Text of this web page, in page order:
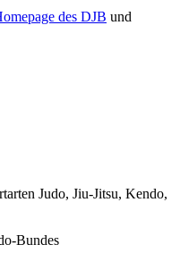
des DJB und
Judo, Jiu-Jitsu, Kendo,
Bundes